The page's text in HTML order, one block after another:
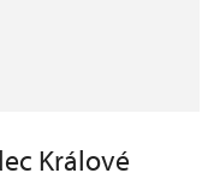
Králové